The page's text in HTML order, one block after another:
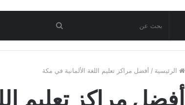
الرئيسية / أفضل مراكز تعليم اللغة الألمانية في مكة
أفضل مراكز تعليم